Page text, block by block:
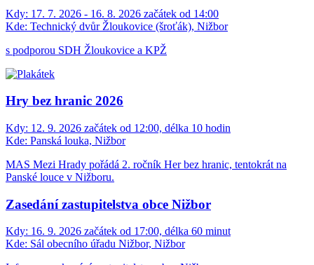
Kdy: 17. 7. 2026 - 16. 8. 2026 začátek od 14:00
Kde: Technický dvůr Žloukovice (šroťák), Nižbor
s podporou SDH Žloukovice a KPŽ
Hry bez hranic 2026
Kdy: 12. 9. 2026 začátek od 12:00, délka 10 hodin
Kde: Panská louka, Nižbor
MAS Mezi Hrady pořádá 2. ročník Her bez hranic, tentokrát na
Panské louce v Nižboru.
Zasedání zastupitelstva obce Nižbor
Kdy: 16. 9. 2026 začátek od 17:00, délka 60 minut
Kde: Sál obecního úřadu Nižbor, Nižbor